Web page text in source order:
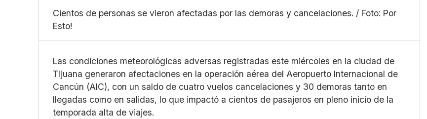
Facebook
Copiar enlace
Grande
Cientos de personas se vieron afectadas por las demoras y cancelaciones. / Foto: Por
Esto!
Las condiciones meteorológicas adversas registradas este miércoles en la ciudad de
Tijuana generaron afectaciones en la operación aérea del Aeropuerto Internacional de
Cancún (AIC), con un saldo de cuatro vuelos cancelaciones y 30 demoras tanto en
llegadas como en salidas, lo que impactó a cientos de pasajeros en pleno inicio de la
temporada alta de viajes.